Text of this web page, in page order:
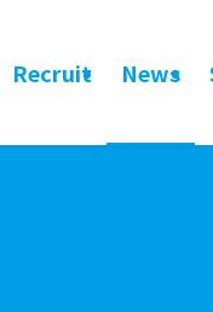
Recruit News